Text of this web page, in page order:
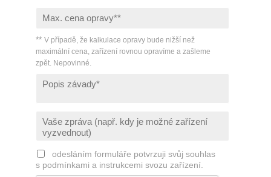
** V případě, že kalkulace opravy bude nižší než
maximální cena, zařízení rovnou opravíme a zašleme
zpět. Nepovinné.
odesláním formuláře potvrzuji svůj souhlas
s podmínkami a instrukcemi svozu zařízení